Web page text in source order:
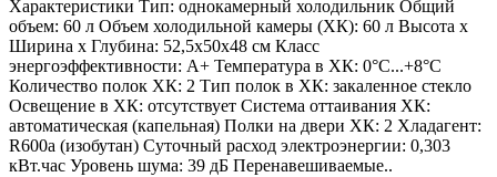
Характеристики Тип: однокамерный холодильник Общий
объем: 60 л Объем холодильной камеры (ХК): 60 л Высота х
Ширина х Глубина: 52,5x50x48 см Класс
энергоэффективности: A+ Температура в ХК: 0°С...+8°С
Количество полок ХК: 2 Тип полок в ХК: закаленное стекло
Освещение в ХК: отсутствует Система оттаивания ХК:
автоматическая (капельная) Полки на двери ХК: 2 Хладагент:
R600a (изобутан) Суточный расход электроэнергии: 0,303
кВт.час Уровень шума: 39 дБ Перенавешиваемые..